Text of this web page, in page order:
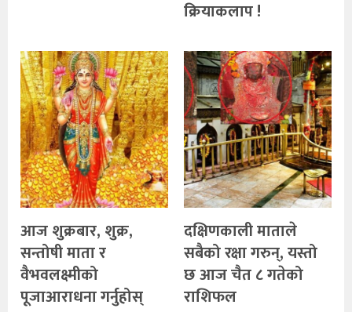
क्रियाकलाप !
आज शुक्रबार, शुक्र,
सन्तोषी माता र
वैभवलक्ष्मीको
पूजाआराधना गर्नुहोस्
दक्षिणकाली माताले
सबैको रक्षा गरुन्, यस्तो
छ आज चैत ८ गतेको
राशिफल